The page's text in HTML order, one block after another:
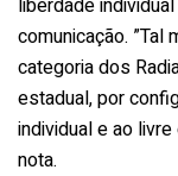
comunicação.
categoria dos
estadual, por
individual e ao
nota.